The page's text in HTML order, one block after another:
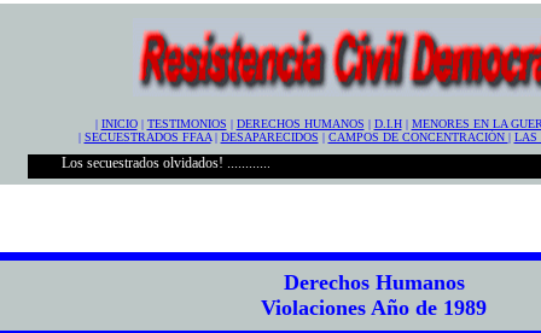
| INICIO| TESTIMONIOS | DERECHOS HUMANOS | D.I.H| MENORES EN LA
| SECUESTRADOS FFAA| DESAPARECIDOS | CAMPOS DE CONCENTRACIÓN | LAS
Los secuestrados olvidados! ............
Derechos Humanos
Violaciones Año de 1989